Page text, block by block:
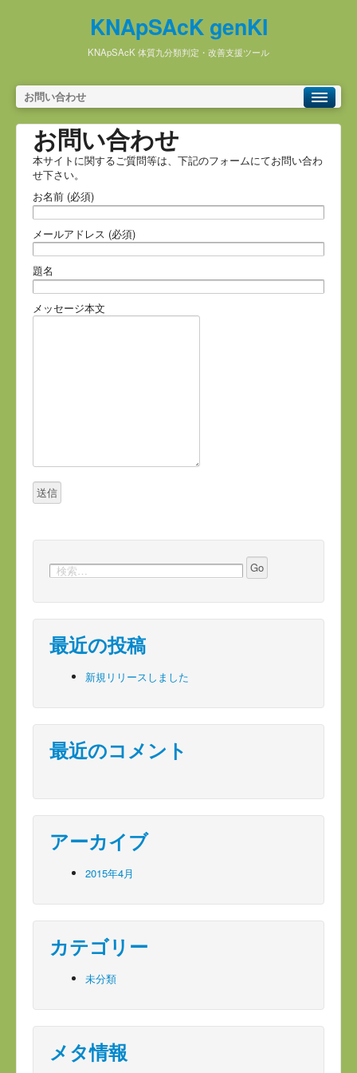
KNApSAcK genKI
KNApSAcK 体質九分類判定・改善支援ツール
お問い合わせ
お問い合わせ
本サイトに関するご質問等は、下記のフォームにてお問い合わ
せ下さい。
お名前 (必須)
メールアドレス (必須)
題名
メッセージ本文
最近の投稿
新規リリースしました
最近のコメント
アーカイブ
2015年4月
カテゴリー
未分類
メタ情報